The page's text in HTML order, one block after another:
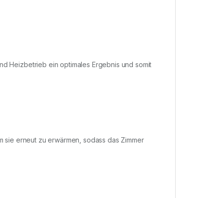
Heizbetrieb ein optimales Ergebnis und somit
sie erneut zu erwärmen, sodass das Zimmer